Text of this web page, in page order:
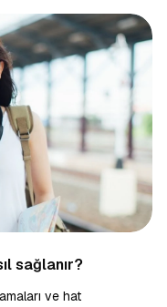
sağlanır?
ve hat